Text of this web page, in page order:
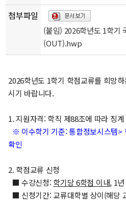
첨부파일
(붙임) 2026학년도 1학기
(OUT).hwp
2026학년도 1학기 학점교류를 희망
시기 바랍니다.
1. 지원자격: 학칙 제88조에 따라 징
※ 이수학기 기준: 통합정보시스템>
확인
2. 학점교류 신청
■ 수강신청: 학기당6학점 이내, 1
■ 신청기간: 교류대학별 상이(해당